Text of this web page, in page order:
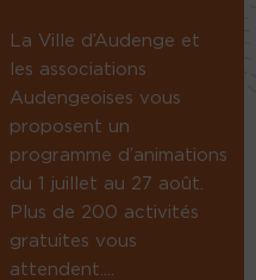
La Ville d’Audenge et
les associations
Audengeoises vous
proposent un
programme d’animations
du 1 juillet au 27 août.
Plus de 200 activités
gratuites vous
attendent....